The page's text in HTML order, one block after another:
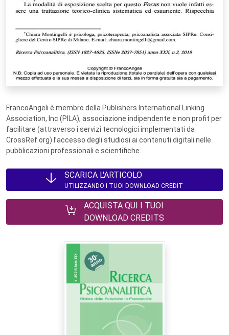
FrancoAngeli è membro della Publishers International Linking
Association, Inc (PILA), associazione indipendente e non profit per
facilitare (attraverso i servizi tecnologici implementati da
CrossRef.org) l’accesso degli studiosi ai contenuti digitali nelle
pubblicazioni professionali e scientifiche.
SCARICA L'ARTICOLO
UTILIZZANDO I TUOI DOWNLOAD CREDIT
ACQUISTA QUI I TUOI
DOWNLOAD CREDITS